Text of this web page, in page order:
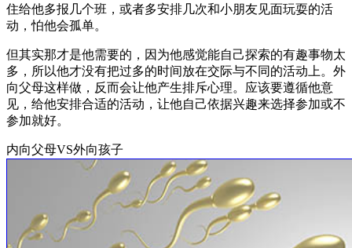
住给他多报几个班，或者多安排几次和小朋友见面玩耍的活
动，怕他会孤单。
但其实那才是他需要的，因为他感觉能自己探索的有趣事物太
多，所以他才没有把过多的时间放在交际与不同的活动上。外
向父母这样做，反而会让他产生排斥心理。应该要遵循他意
见，给他安排合适的活动，让他自己依据兴趣来选择参加或不
参加就好。
内向父母VS外向孩子